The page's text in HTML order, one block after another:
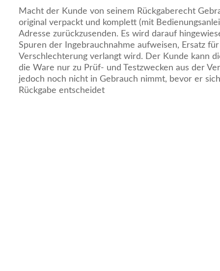
Macht der Kunde von seinem Rückgaberecht
original verpackt und komplett (mit
Adresse zurückzusenden. Es wird darauf
Spuren der Ingebrauchnahme aufweisen, Ersatz
Verschlechterung verlangt wird. Der Kunde kann
die Ware nur zu Prüf- und Testzwecken aus der
jedoch noch nicht in Gebrauch nimmt, bevor er
Rückgabe entscheidet